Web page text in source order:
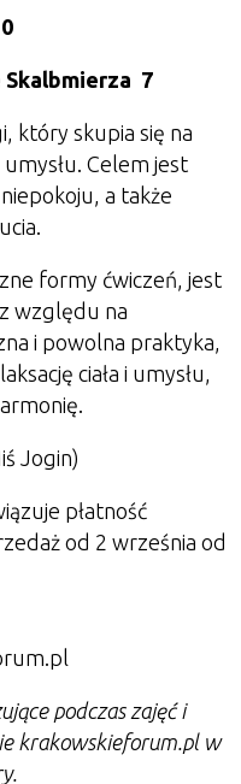
Skalbmierza 7
który skupia się na
Celem jest
a także
formy ćwiczeń, jest
względu na
i powolna praktyka,
ciała i umysłu,
Jogin)
płatność
od 2 września od
podczas zajęć i
krakowskieforum.pl w